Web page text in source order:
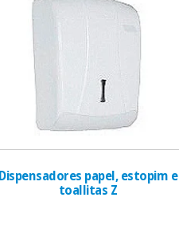
Dispensadores papel, estopim e
toallitas Z